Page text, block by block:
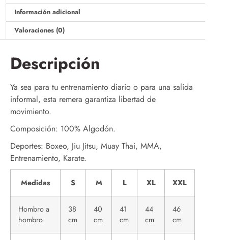
Información adicional
Valoraciones (0)
Descripción
Ya sea para tu entrenamiento diario o para una salida
informal, esta remera garantiza libertad de
movimiento.
Composición: 100% Algodón.
Deportes: Boxeo, Jiu Jitsu, Muay Thai, MMA,
Entrenamiento, Karate.
Medidas S M L XL XXL
Hombro a
hombro
38
cm
40
cm
41
cm
44
cm
46
cm